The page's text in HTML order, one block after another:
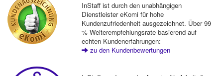
InStaff ist durch den unabhängigen
Dienstleister eKomi für hohe
Kundenzufriedenheit ausgezeichnet. Über 99
% Weiterempfehlungsrate basierend auf
echten Kundenerfahrungen:
zu den Kundenbewertungen